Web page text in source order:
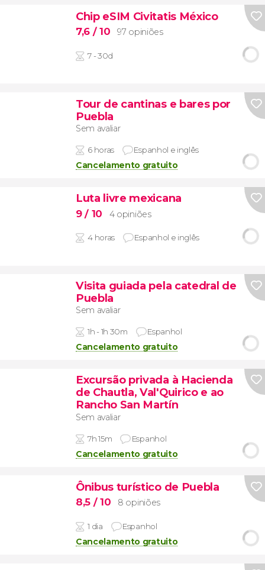
Chip eSIM Civitatis México
7,6 / 10 97 opiniões
7 - 30d
Tour de cantinas e bares por
Puebla
Sem avaliar
6 horas Espanhol e inglês
Cancelamento gratuito
Luta livre mexicana
9/ 10 4 opiniões
4 horas Espanhol e inglês
Visita guiada pela catedral de
Puebla
Sem avaliar
1h - 1h 30m Espanhol
Cancelamento gratuito
Excursão privada à Hacienda
de Chautla, Val'Quirico e ao
Rancho San Martín
Sem avaliar
7h 15m Espanhol
Cancelamento gratuito
Ônibus turístico de Puebla
8,5 / 10 8 opiniões
1 dia Espanhol
Cancelamento gratuito